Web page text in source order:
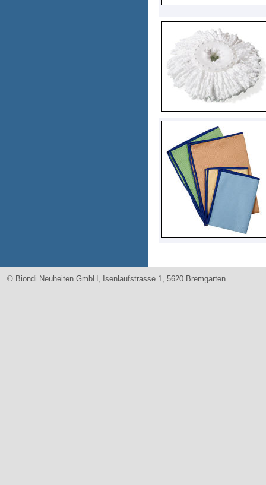
© Biondi Neuheiten GmbH, Isenlaufstrasse 1, 5620 Bremgarten